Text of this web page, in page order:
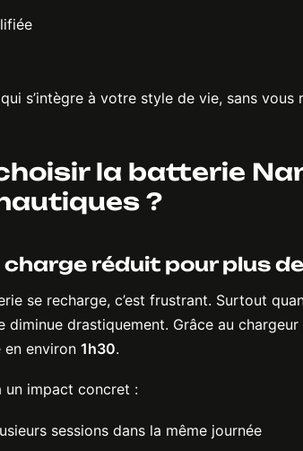
s’intègre à votre style de vie, sans vous
la batterie
?
charge réduit pour plus
se recharge, c’est frustrant. Surtout
diminue drastiquement. Grâce au
en environ 1h30.
un impact concret :
sessions dans la même journée